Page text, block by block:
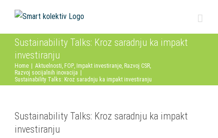
content
Sustainability Talks: Kroz saradnju ka impakt
investiranju
Home Aktuelnosti, FOP, Impakt investiranje, Razvoj CSR,
Razvoj socijalnih inovacija
Sustainability Talks: Kroz saradnju ka impakt investiranju
Sustainability Talks: Kroz saradnju ka impakt
investiranju